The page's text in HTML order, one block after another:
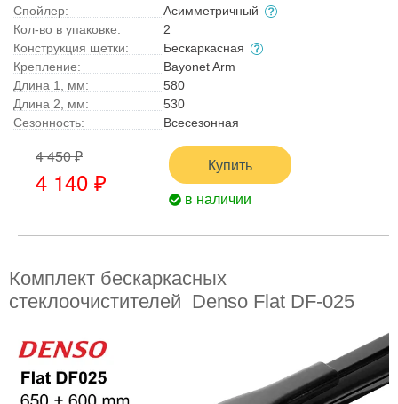
Спойлер:
Асимметричный
Кол-во в упаковке:
2
Конструкция щетки:
Бескаркасная
Крепление:
Bayonet Arm
Длина 1, мм:
580
Длина 2, мм:
530
Сезонность:
Всесезонная
4 450 ₽
4 140 ₽
Купить
в наличии
Комплект бескаркасных
стеклоочистителей Denso Flat DF-025